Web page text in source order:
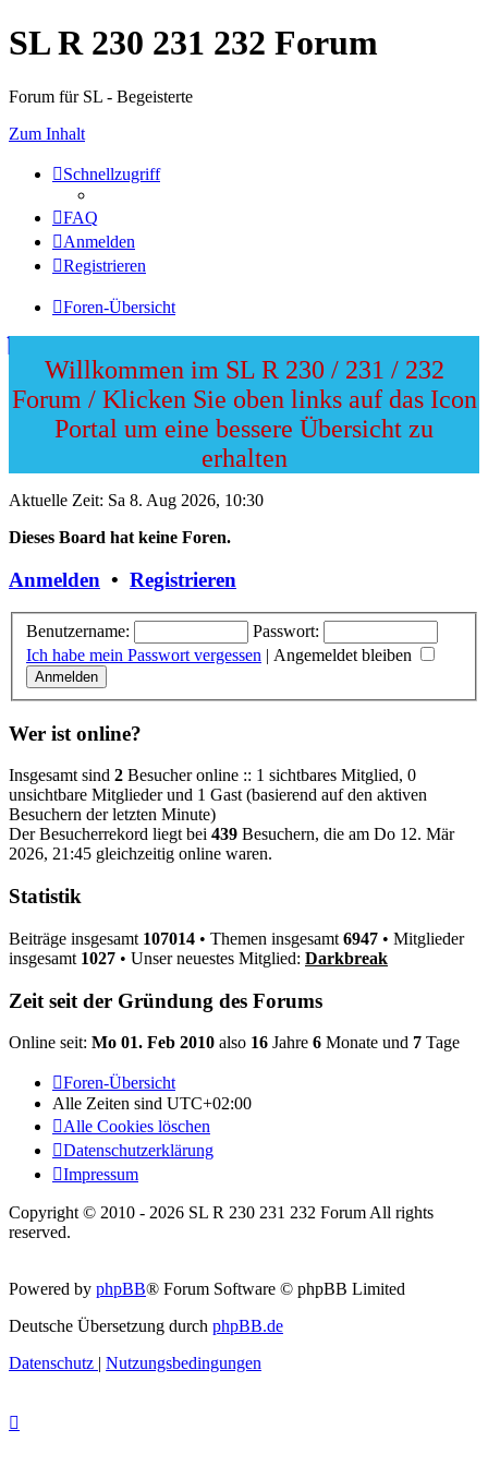
SL R 230 231 232 Forum
Forum für SL - Begeisterte
Zum Inhalt
Schnellzugriff
FAQ
Anmelden
Registrieren
Foren-Übersicht
Willkommen im SL R 230 / 231 / 232
Forum / Klicken Sie oben links auf das Icon
Portal um eine bessere Übersicht zu
erhalten
Aktuelle Zeit: Sa 8. Aug 2026, 10:30
Dieses Board hat keine Foren.
Anmelden • Registrieren
Benutzername:
Passwort:
Ich habe mein Passwort vergessen | Angemeldet bleiben
Wer ist online?
Insgesamt sind 2 Besucher online :: 1 sichtbares Mitglied, 0
unsichtbare Mitglieder und 1 Gast (basierend auf den aktiven
Besuchern der letzten Minute)
Der Besucherrekord liegt bei 439 Besuchern, die am Do 12. Mär
2026, 21:45 gleichzeitig online waren.
Statistik
Beiträge insgesamt 107014 • Themen insgesamt 6947 • Mitglieder
insgesamt 1027 • Unser neuestes Mitglied: Darkbreak
Zeit seit der Gründung des Forums
Online seit: Mo 01. Feb 2010 also 16 Jahre 6 Monate und 7 Tage
Foren-Übersicht
Alle Zeiten sind UTC+02:00
Alle Cookies löschen
Datenschutzerklärung
Impressum
Copyright © 2010 - 2026 SL R 230 231 232 Forum All rights
reserved.
Powered by phpBB® Forum Software © phpBB Limited
Deutsche Übersetzung durch phpBB.de
Datenschutz | Nutzungsbedingungen